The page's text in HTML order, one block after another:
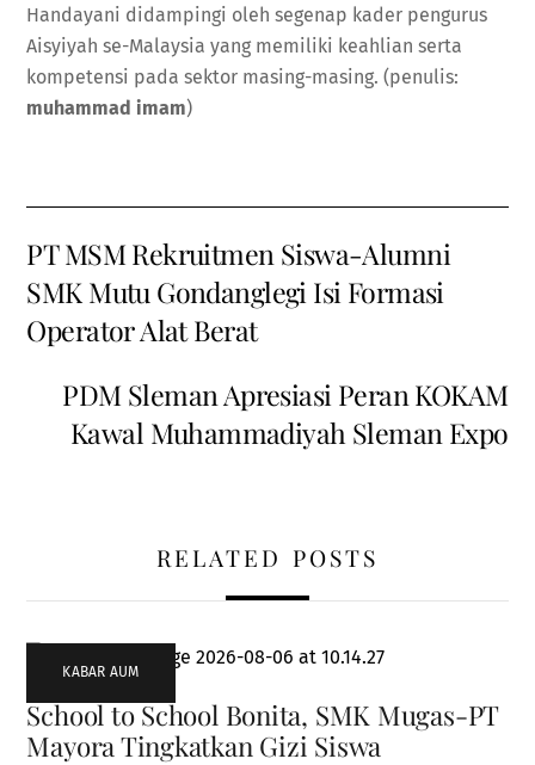
Handayani didampingi oleh segenap kader pengurus
Aisyiyah se-Malaysia yang memiliki keahlian serta
kompetensi pada sektor masing-masing. (penulis:
muhammad imam)
PT MSM Rekruitmen Siswa-Alumni
SMK Mutu Gondanglegi Isi Formasi
Operator Alat Berat
PDM Sleman Apresiasi Peran KOKAM
Kawal Muhammadiyah Sleman Expo
RELATED POSTS
KABAR AUM
School to School Bonita, SMK Mugas-PT
Mayora Tingkatkan Gizi Siswa